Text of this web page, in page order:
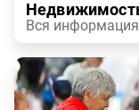
Вся